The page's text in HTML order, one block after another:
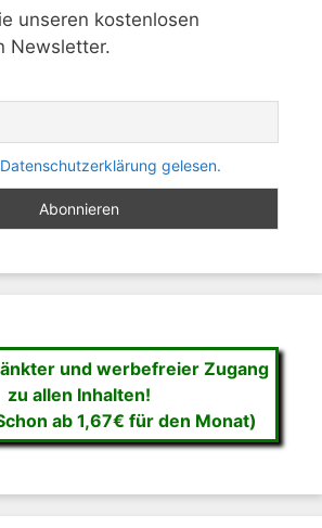
unseren kostenlosen
Newsletter.
gelesen.
und werbefreier Zugang
zu allen Inhalten!
ab 1,67€ für den Monat)